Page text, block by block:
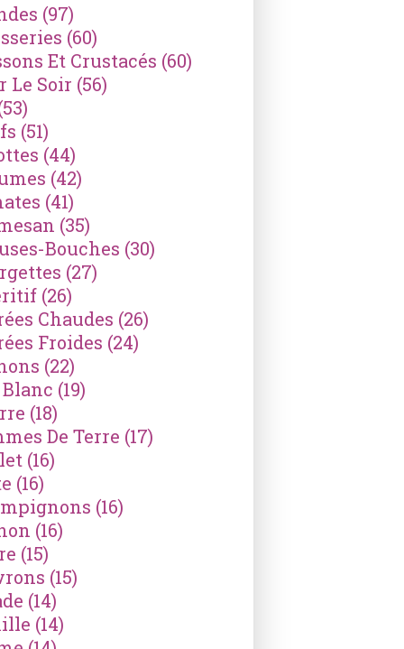
(97)
(60)
Et Crustacés (60)
Le Soir (56)
(51)
(44)
(42)
(41)
(35)
Bouches (30)
(27)
(26)
Chaudes (26)
Froides (24)
(22)
(19)
(18)
De Terre (17)
(16)
(16)
(16)
(16)
(15)
(15)
(14)
(14)